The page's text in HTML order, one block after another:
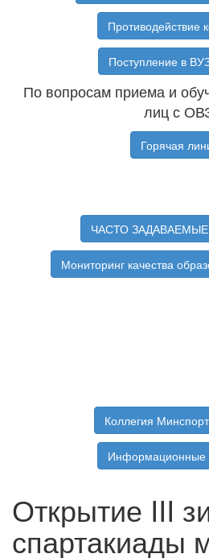
Противодействие
Поступление в
По вопросам приема и
лиц с
Горячая
ЧАСТО
Мониторинг качества
Коллегия
Информационные
Открытие III
спартакиады